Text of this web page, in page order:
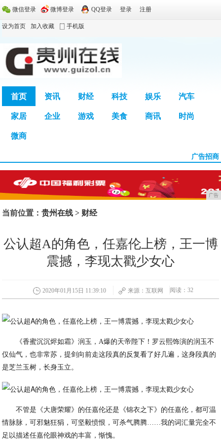
微信登录 微博登录 QQ登录 登录 注册
设为首页 加入收藏 手机版
首页 资讯 财经 科技 娱乐 汽车
家居 企业 游戏 美食 商讯 时尚
微商
广告招商
广告
当前位置：贵州在线 > 财经
公认超A的角色，任嘉伦上榜，王一博
震撼，李现太戳少女心
2020年01月15日 11:39:10 来源：互联网 阅读：32
《香蜜沉沉烬如霜》润玉，A爆的天帝陛下！罗云熙饰演的润玉不
仅仙气，也非常苏，提剑向前走这段真的反复看了好几遍，这身段真的
是芝兰玉树，长身玉立。
不管是《大唐荣耀》的任嘉伦还是《锦衣之下》的任嘉伦，都可温
情脉脉，可邪魅狂狷，可坚毅愤恨，可杀气腾腾……我的词汇量完全不
足以描述任嘉伦眼神戏的丰富，惭愧。